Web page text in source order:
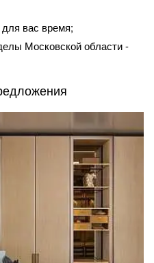
вас время;
Московской области -